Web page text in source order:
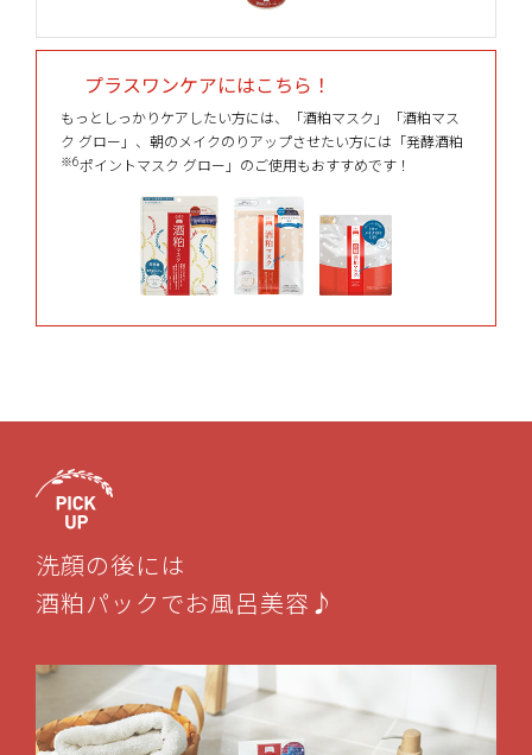
プラスワンケアにはこちら！
もっとしっかりケアしたい方には、「酒粕マスク」「酒粕マス
ク グロー」、 朝のメイクのりアップさせたい方には「発酵酒粕
※6ポイントマスク グロー」のご使用もおすすめです！
洗顔の後には
酒粕パックでお風呂美容♪